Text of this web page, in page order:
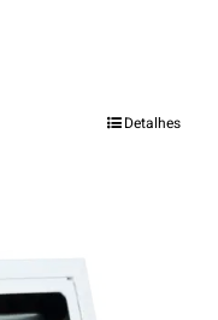
Detalhes